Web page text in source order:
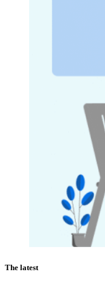
The latest